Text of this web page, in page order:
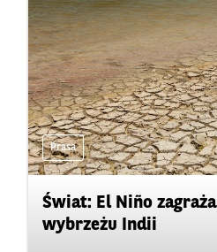
Prasa
Świat: El Niño zagraża
wybrzeżu Indii